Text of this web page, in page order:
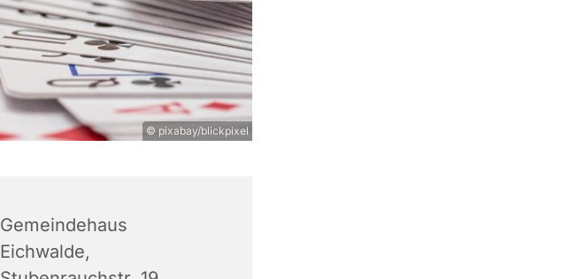
© pixabay/blickpixel
Gemeindehaus
Eichwalde,